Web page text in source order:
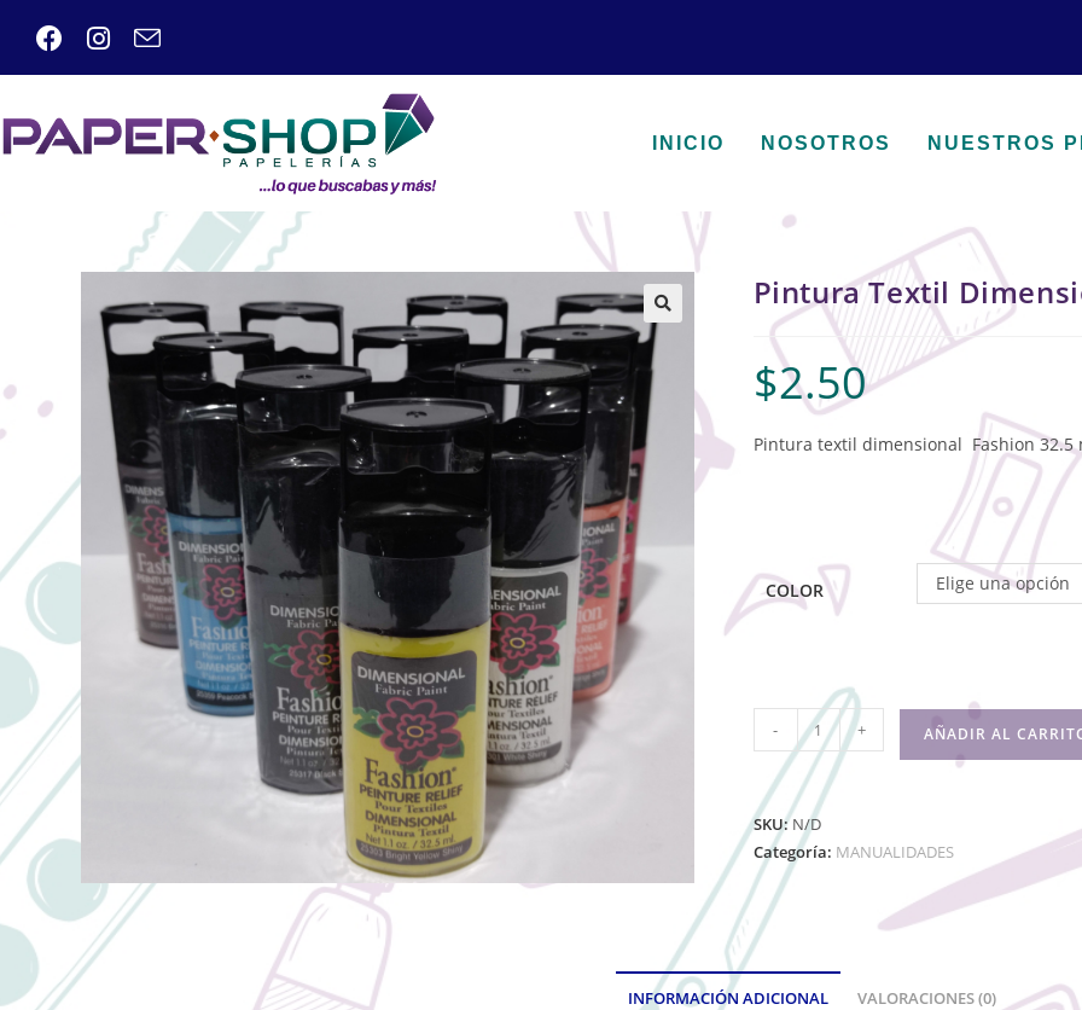
INICIO NOSOTROS NUESTROS
🔍
Pintura Textil
$2.50
Pintura textil dimensional Fashion 32.5
COLOR Elige una opción
- + AÑADIR AL
SKU:N/D
Categoría: MANUALIDADES
INFORMACIÓN ADICIONAL VALORACIONES (0)